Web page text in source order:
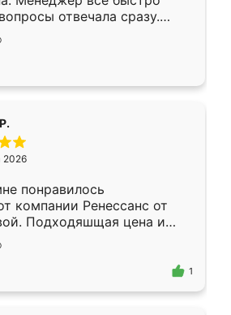
отвечала сразу.
в субботу, подошёл к
Собрали
работали аккуратно, даже
2026
понравилось
компании Ренессанс от
Подходяшщая цена и
изготовления. Приехавший
Владислав
эскизу самый
1